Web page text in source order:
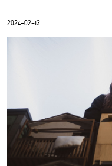
2024-02-13